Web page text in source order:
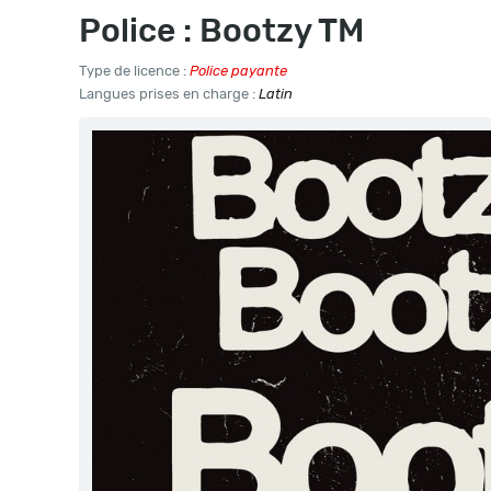
Police : Bootzy TM
Type de licence : Police payante
Langues prises en charge : Latin